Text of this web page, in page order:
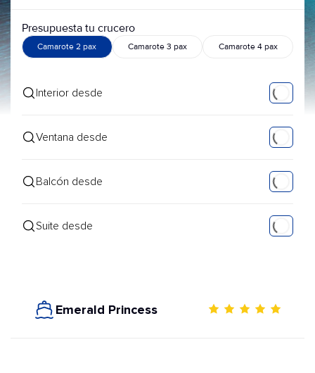
Presupuesta tu crucero
Camarote 2 pax Camarote 3 pax Camarote 4 pax
Interior desde
Ventana desde
Balcón desde
Suite desde
Emerald Princess